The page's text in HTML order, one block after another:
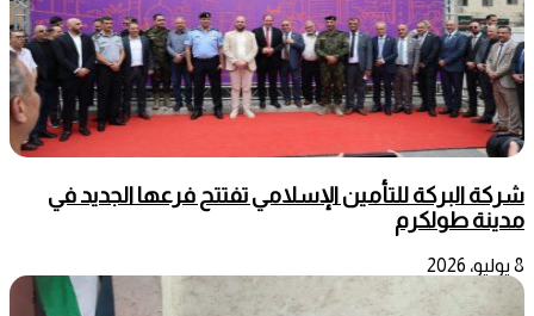
شركة البركة للتأمين الإسلامي تفتتح فرعها الجديد في
مدينة طولكرم
8 يوليو، 2026